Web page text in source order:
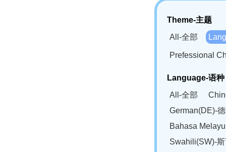
Theme-主题
All-全部
Prefessional
Language-语种
All-全部
German(DE)-
Bahasa
Swahili(SW)-